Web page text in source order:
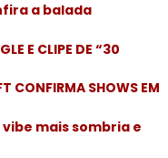
a balada
E CLIPE DE “30
CONFIRMA SHOWS EM
mais sombria e